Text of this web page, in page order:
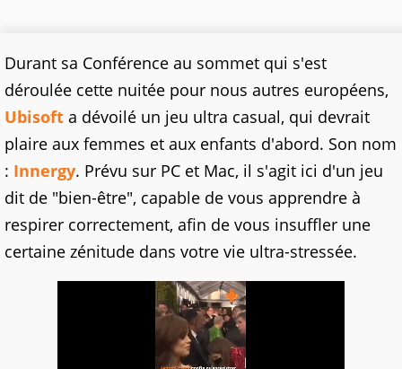
Durant sa Conférence au sommet qui s'est
déroulée cette nuitée pour nous autres européens,
Ubisoft a dévoilé un jeu ultra casual, qui devrait
plaire aux femmes et aux enfants d'abord. Son nom
: Innergy. Prévu sur PC et Mac, il s'agit ici d'un jeu
dit de "bien-être", capable de vous apprendre à
respirer correctement, afin de vous insuffler une
certaine zénitude dans votre vie ultra-stressée.